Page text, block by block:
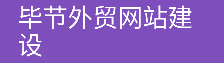
毕节外贸网站建
设